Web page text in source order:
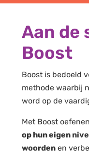
Aan de
Boost
Boost is bedoeld
methode waarbij
word op de
Met Boost
op hun eigen
woordenen